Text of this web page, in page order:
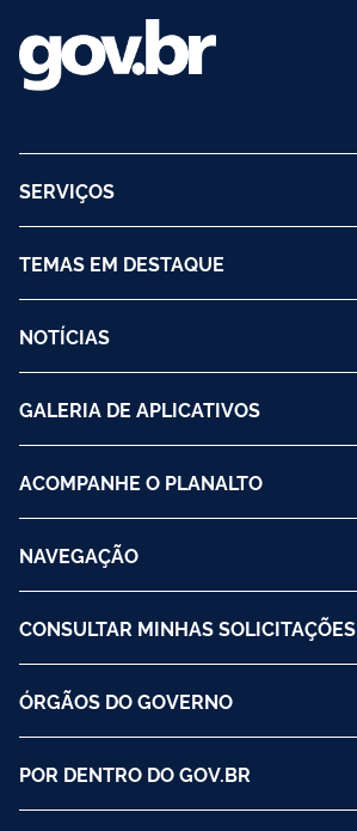
SERVIÇOS
TEMAS EM DESTAQUE
NOTÍCIAS
GALERIA DE APLICATIVOS
ACOMPANHE O PLANALTO
NAVEGAÇÃO
CONSULTAR MINHAS SOLICITAÇÕES
ÓRGÃOS DO GOVERNO
POR DENTRO DO GOV.BR